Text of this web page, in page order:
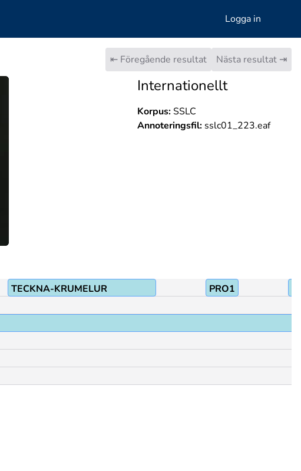
Logga in
⇤ Föregående resultat Nästa resultat ⇥
Internationellt
Korpus:SSLC
Annoteringsfil:sslc01_223.eaf
TECKNA-KRUMELUR PRO1